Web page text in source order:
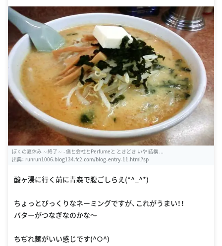
ぼくの夏休み ～終了～ - 僕と会社とPerfumeと ときどき いや 結構 ...
出典： runrun1006.blog134.fc2.com/blog-entry-11.html?sp
酸ヶ湯に行く前に青森で腹ごしらえ(*^_^*)
ちょっとびっくりなネーミングですが、これがうまい！！
バターがつなぎなのかな〜
ちぢれ麺がいい感じです(^○^)